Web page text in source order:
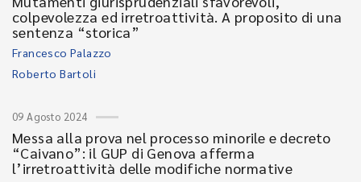
colpevolezza ed irretroattività. A proposito di una
sentenza “storica”
Francesco Palazzo
Roberto Bartoli
09 Agosto 2024
Messa alla prova nel processo minorile e decreto
“Caivano”: il GUP di Genova afferma
l’irretroattività delle modifiche normative